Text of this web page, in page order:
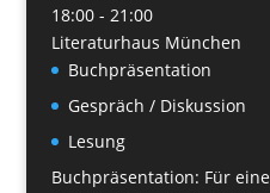
18:00 - 21:00
Literaturhaus München
Buchpräsentation
Gespräch / Diskussion
Lesung
Buchpräsentation: Für